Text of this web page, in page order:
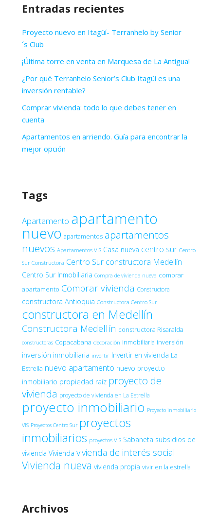
Entradas recientes
Proyecto nuevo en Itagüí- Terranhelo by Senior
´s Club
¡Última torre en venta en Marquesa de La Antigua!
¿Por qué Terranhelo Senior’s Club Itagüí es una
inversión rentable?
Comprar vivienda: todo lo que debes tener en
cuenta
Apartamentos en arriendo. Guía para encontrar la
mejor opción
Tags
Apartamento apartamento
nuevo apartamentos apartamentos
nuevos Apartamentos VIS Casa nueva centro sur Centro
Sur Constructora Centro Sur constructora Medellín
Centro Sur Inmobiliaria Compra de vivienda nueva comprar
apartamento Comprar vivienda Constructora
constructora Antioquia Constructora Centro Sur
constructora en Medellín
Constructora Medellín constructora Risaralda
constructoras Copacabana decoración inmobiliaria inversión
inversión inmobiliaria invertir Invertir en vivienda La
Estrella nuevo apartamento nuevo proyecto
inmobiliario propiedad raíz proyecto de
vivienda proyecto de vivienda en La Estrella
proyecto inmobiliario Proyecto inmobiliario
VIS Proyectos Centro Sur proyectos
inmobiliarios proyectos VIS Sabaneta subsidios de
vivienda Vivienda vivienda de interés social
Vivienda nueva vivienda propia vivir en la estrella
Archivos